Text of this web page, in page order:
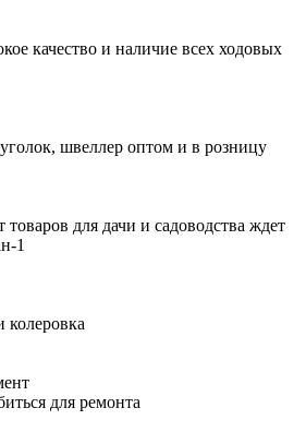
качество и наличие всех ходовых
швеллер оптом и в розницу
для дачи и садоводства ждет
1
колеровка
для ремонта